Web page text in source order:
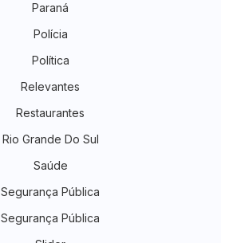
Paraná
Polícia
Política
Relevantes
Restaurantes
Rio Grande Do Sul
Saúde
Segurança Pública
Segurança Pública